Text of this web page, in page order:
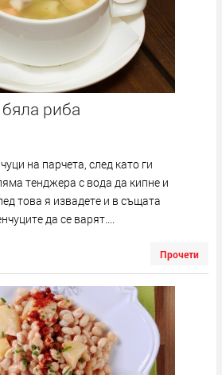
риба
на парчета, след като ги
тенджера с вода да кипне и
това я извадете и в същата
да се варят....
Прочети